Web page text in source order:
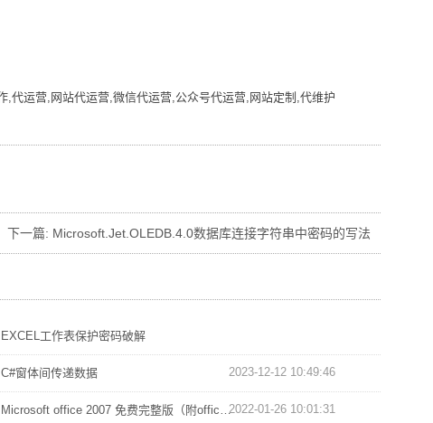
代运营,网站代运营,微信代运营,公众号代运营,网站定制,代维护
下一篇: Microsoft.Jet.OLEDB.4.0数据库连接字符串中密码的写法
EXCEL工作表保护密码破解
2023-12-12 10:49:46
C#窗体间传递数据
2022-01-26 10:01:31
Microsoft office 2007 免费完整版（附office2007密钥）